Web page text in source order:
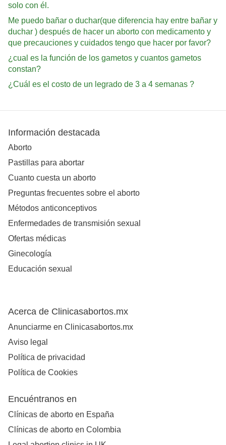
solo con él.
Me puedo bañar o duchar(que diferencia hay entre bañar y
duchar ) después de hacer un aborto con medicamento y
que precauciones y cuidados tengo que hacer por favor?
¿cual es la función de los gametos y cuantos gametos
constan?
¿Cuál es el costo de un legrado de 3 a 4 semanas ?
Información destacada
Aborto
Pastillas para abortar
Cuanto cuesta un aborto
Preguntas frecuentes sobre el aborto
Métodos anticonceptivos
Enfermedades de transmisión sexual
Ofertas médicas
Ginecología
Educación sexual
Acerca de Clinicasabortos.mx
Anunciarme en Clinicasabortos.mx
Aviso legal
Política de privacidad
Política de Cookies
Encuéntranos en
Clínicas de aborto en España
Clínicas de aborto en Colombia